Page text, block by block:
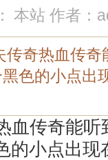
本站 作者：
传奇热血传奇
色的小点出
血传奇能听
的小点出现